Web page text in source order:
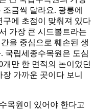
금씩 달라요. 광릉에
에 초점이 맞춰져 있다
가장 큰 시드볼트라는
을 중심으로 훼손된 생
국립세종수목원은 도심
만 한 면적의 논이었던
가까운 곳이다 보니
목원이 있어야 한다고